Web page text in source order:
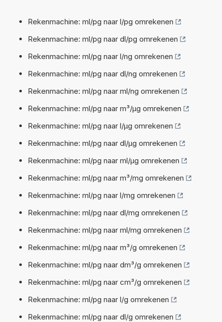
Rekenmachine: ml/pg naar l/pg omrekenen
Rekenmachine: ml/pg naar dl/pg omrekenen
Rekenmachine: ml/pg naar l/ng omrekenen
Rekenmachine: ml/pg naar dl/ng omrekenen
Rekenmachine: ml/pg naar ml/ng omrekenen
Rekenmachine: ml/pg naar m³/µg omrekenen
Rekenmachine: ml/pg naar l/µg omrekenen
Rekenmachine: ml/pg naar dl/µg omrekenen
Rekenmachine: ml/pg naar ml/µg omrekenen
Rekenmachine: ml/pg naar m³/mg omrekenen
Rekenmachine: ml/pg naar l/mg omrekenen
Rekenmachine: ml/pg naar dl/mg omrekenen
Rekenmachine: ml/pg naar ml/mg omrekenen
Rekenmachine: ml/pg naar m³/g omrekenen
Rekenmachine: ml/pg naar dm³/g omrekenen
Rekenmachine: ml/pg naar cm³/g omrekenen
Rekenmachine: ml/pg naar l/g omrekenen
Rekenmachine: ml/pg naar dl/g omrekenen